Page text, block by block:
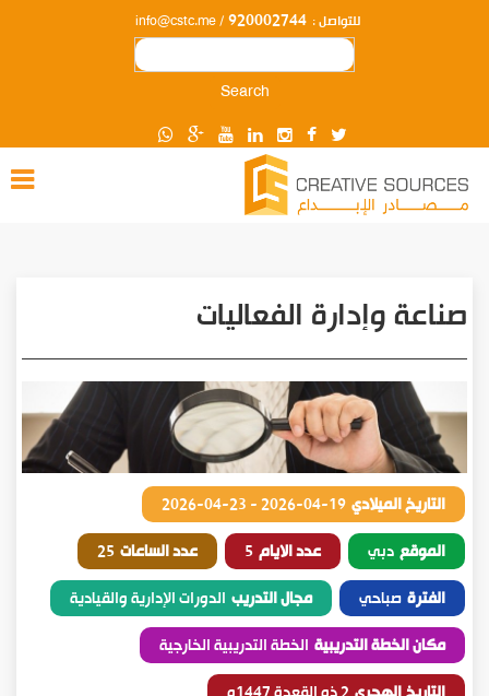
للتواصل : 920002744
/
info@cstc.me
Search
صناعة وإدارة الفعاليات
التاريخ الميلادي 2026-04-19
-
2026-04-23
الموقع دبي عدد الايام 5 عدد الساعات 25
الفترة صباحي مجال التدريب الدورات الإدارية والقيادية
مكان الخطة التدريبية الخطة التدريبية الخارجية